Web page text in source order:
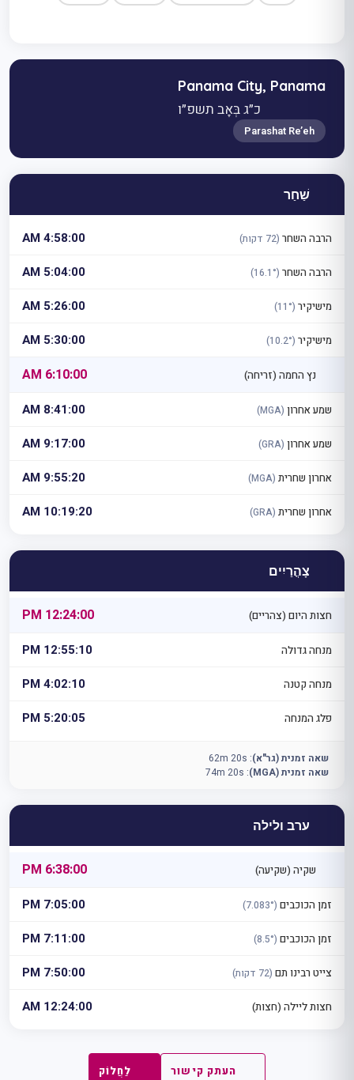
Panama City, Panama
כ״ג בְּאָב תשפ״ו
Parashat Re’eh
שַׁחַר
הרבה השחר (72 דקות) 4:58:00 AM
הרבה השחר (16.1°)
5:04:00 AM
מישיקיר (11°)
5:26:00 AM
מישיקיר (10.2°)
5:30:00 AM
נץ החמה (זריחה) 6:10:00 AM
שמע אחרון (MGA)
8:41:00 AM
שמע אחרון (GRA)
9:17:00 AM
אחרון שחרית (MGA)
9:55:20 AM
אחרון שחרית (GRA)
10:19:20 AM
צָהֳרַיִים
חצות היום (צהריים) 12:24:00 PM
מנחה גדולה 12:55:10 PM
מנחה קטנה 4:02:10 PM
פלג המנחה 5:20:05 PM
שאה זמנית (גר"א):
62m 20s
שאה זמנית (MGA)
:
74m 20s
ערב ולילה
שקיה (שקיעה) 6:38:00 PM
זמן הכוכבים (7.083°)
7:05:00 PM
זמן הכוכבים (8.5°)
7:11:00 PM
צייט רבינו תם (72 דקות) 7:50:00 PM
חצות ליילה (חצות) 12:24:00 AM
העתק קישור לַחֲלוֹק